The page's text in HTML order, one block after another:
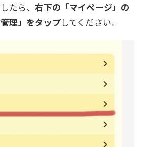
たら、 右下の「マイページ」の
理」をタップしてください。